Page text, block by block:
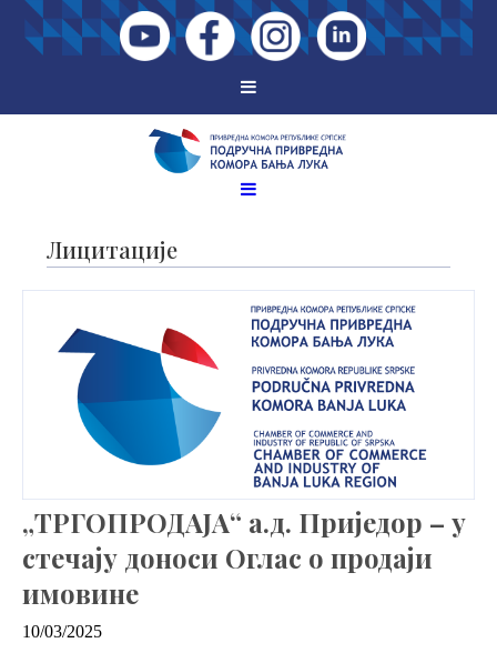
Лицитације
„ТРГОПРОДАЈА“ а.д. Приједор – у
стечају доноси Оглас о продаји
имовине
10/03/2025